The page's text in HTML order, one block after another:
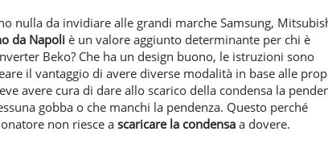
nulla da invidiare alle grandi marche Samsung,
da Napoli è un valore aggiunto determinante per chi è
Beko? Che ha un design buono, le istruzioni sono
il vantaggio di avere diverse modalità in base alle
avere cura di dare allo scarico della condensa la
gobba o che manchi la pendenza. Questo perché
non riesce ascaricare la condensa a dovere.